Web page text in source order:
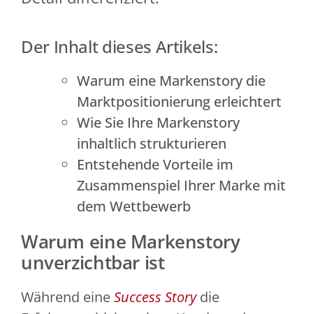
Der Inhalt dieses Artikels:
Warum eine Markenstory die
Marktpositionierung erleichtert
Wie Sie Ihre Markenstory
inhaltlich strukturieren
Entstehende Vorteile im
Zusammenspiel Ihrer Marke mit
dem Wettbewerb
Warum eine Markenstory
unverzichtbar ist
Während eineSuccess Storydie